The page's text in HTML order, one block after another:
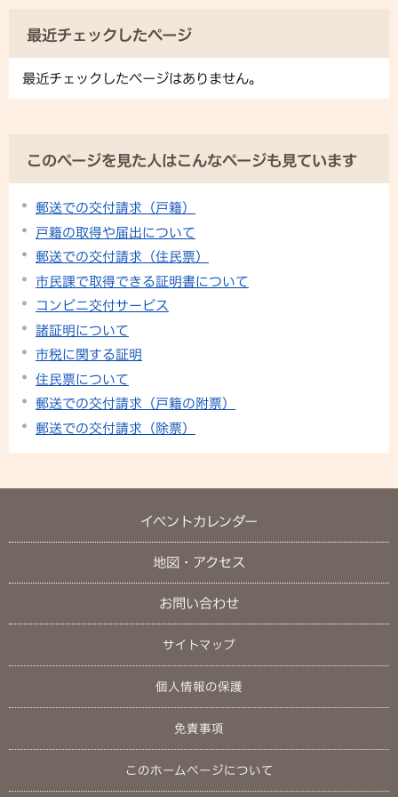
最近チェックしたページ
最近チェックしたページはありません。
このページを見た人はこんなページも見ています
郵送での交付請求（戸籍）
戸籍の取得や届出について
郵送での交付請求（住民票）
市民課で取得できる証明書について
コンビニ交付サービス
諸証明について
市税に関する証明
住民票について
郵送での交付請求（戸籍の附票）
郵送での交付請求（除票）
イベントカレンダー
地図・アクセス
お問い合わせ
サイトマップ
個人情報の保護
免責事項
このホームページについて